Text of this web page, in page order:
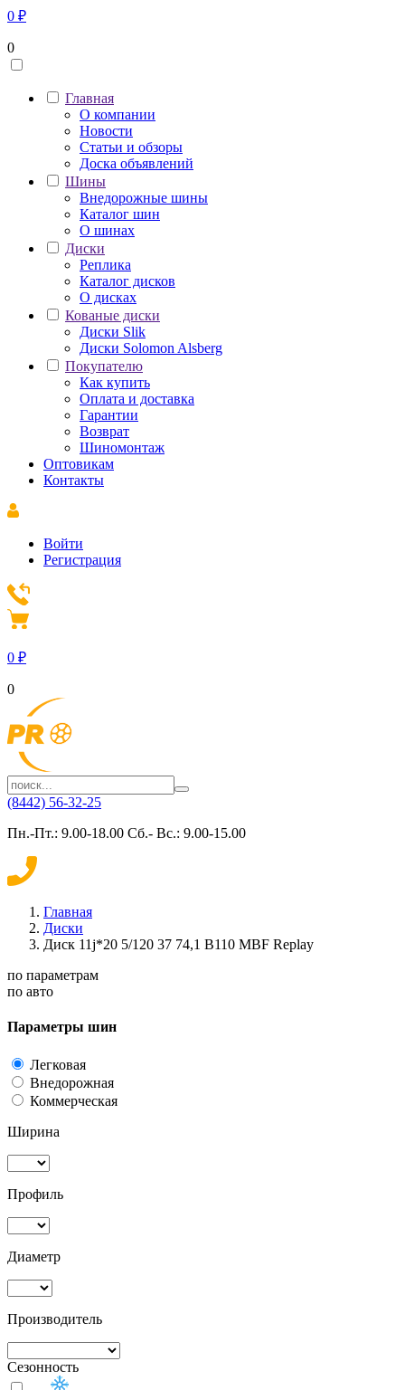
0 ₽
0
Главная
О компании
Новости
Статьи и обзоры
Доска объявлений
Шины
Внедорожные шины
Каталог шин
О шинах
Диски
Реплика
Каталог дисков
О дисках
Кованые диски
Диски Slik
Диски Solomon Alsberg
Покупателю
Как купить
Оплата и доставка
Гарантии
Возврат
Шиномонтаж
Оптовикам
Контакты
Войти
Регистрация
0 ₽
0
(8442) 56-32-25
Пн.-Пт.: 9.00-18.00 Сб.- Вс.: 9.00-15.00
Главная
Диски
Диск 11j*20 5/120 37 74,1 B110 MBF Replay
по параметрам
по авто
Параметры шин
Легковая
Внедорожная
Коммерческая
Ширина
Профиль
Диаметр
Производитель
Сезонность